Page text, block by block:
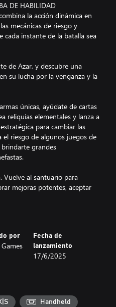
DE HABILIDAD
la acción dinámica en
mecánicas de riesgo y
cada instante de la batalla sea
de Azar, y descubre una
su lucha por la venganza y la
únicas, ayúdate de cartas
reliquias elementales y lanza a
para cambiar las
riesgo de algunos juegos de
grandes
Vuelve al santuario para
mejoras potentes, aceptar
en un mundo de
con una banda sonora
elenco de personajes
a disfrutar de otro capítulo
por
Fecha de
lanzamiento
17/6/2025
Handheld